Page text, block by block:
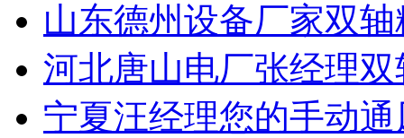
山东德州设备厂家双
河北唐山电厂张经理
宁夏汪经理您的手动